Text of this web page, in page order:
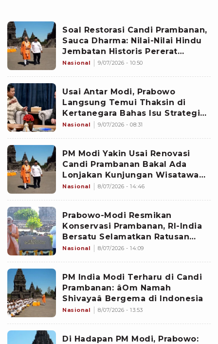
Soal Restorasi Candi Prambanan,
Sauca Dharma: Nilai-Nilai Hindu
Jembatan Historis Pererat
Hubungan Indonesia-India
Nasional 9/07/2026 - 10:50
Usai Antar Modi, Prabowo
Langsung Temui Thaksin di
Kertanegara Bahas Isu Strategis
Global
Nasional 9/07/2026 - 08:31
PM Modi Yakin Usai Renovasi
Candi Prambanan Bakal Ada
Lonjakan Kunjungan Wisatawan
dari India
Nasional 8/07/2026 - 14:46
Prabowo-Modi Resmikan
Konservasi Prambanan, RI-India
Bersatu Selamatkan Ratusan
Candi Perwara
Nasional 8/07/2026 - 14:09
PM India Modi Terharu di Candi
Prambanan: âOm Namah
Shivayaâ Bergema di Indonesia
Nasional 8/07/2026 - 13:53
Di Hadapan PM Modi, Prabowo: